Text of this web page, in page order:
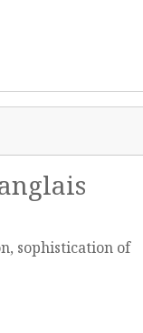
sophistication of